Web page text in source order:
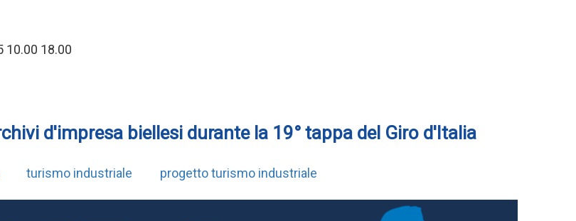
10.00 18.00
d'impresa biellesi durante la 19° tappa del Giro d'Italia
turismo industriale progetto turismo industriale